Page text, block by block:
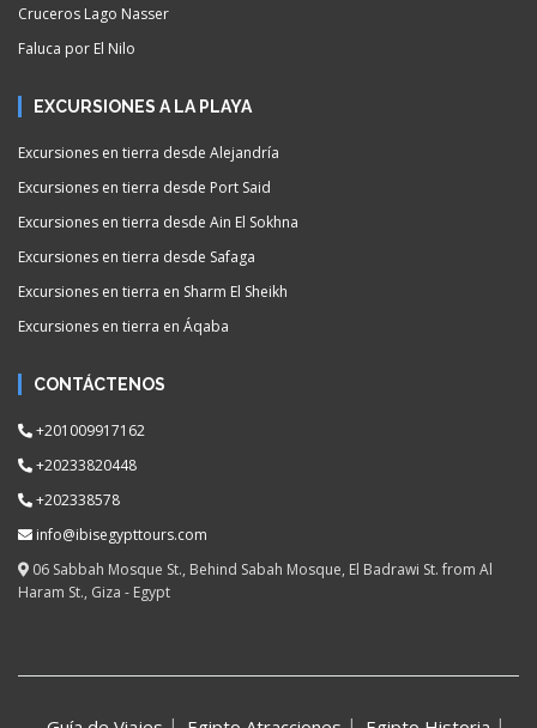
Cruceros Lago Nasser
Faluca por El Nilo
EXCURSIONES A LA PLAYA
Excursiones en tierra desde Alejandría
Excursiones en tierra desde Port Said
Excursiones en tierra desde Ain El Sokhna
Excursiones en tierra desde Safaga
Excursiones en tierra en Sharm El Sheikh
Excursiones en tierra en Áqaba
CONTÁCTENOS
+201009917162
+20233820448
+202338578
info@ibisegypttours.com
06 Sabbah Mosque St., Behind Sabah Mosque, El Badrawi St. from Al
Haram St., Giza - Egypt